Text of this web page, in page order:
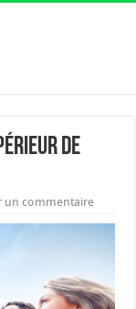
de
un commentaire